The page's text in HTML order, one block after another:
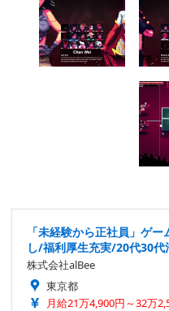
「未経験から正社員」ゲ
し/福利厚生充実/20代30
株式会社alBee
東京都
月給21万4,900円～32万